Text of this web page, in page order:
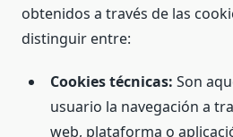
obtenidos a través de las
distinguir entre:
Cookies técnicas: Son
usuario la navegación a
web, plataforma o